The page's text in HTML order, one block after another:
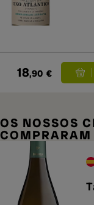
18,90 €
OS NOSSOS
COMPRARAM